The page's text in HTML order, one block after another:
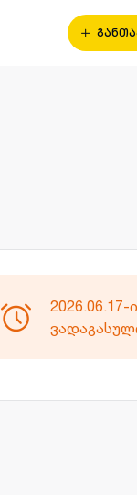
2026.06.17-